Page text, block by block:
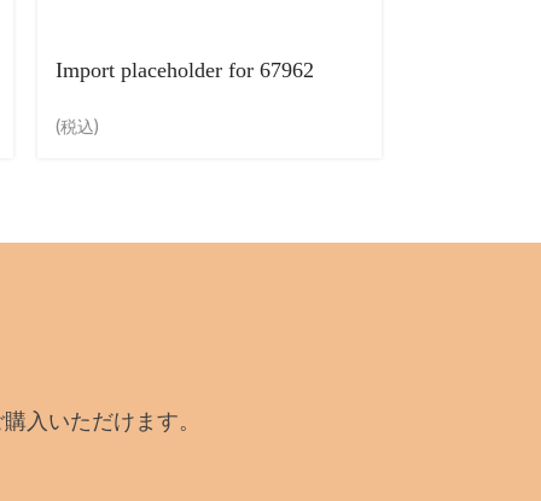
Import placeholder for 67962
(税込)
入いただけます。